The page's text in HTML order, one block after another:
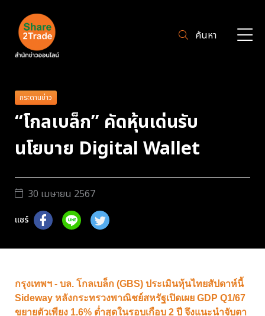
ค้นหา
กระดานข่าว
“โกลเบล็ก” คัดหุ้นเด่นรับ
นโยบาย Digital Wallet
30 เมษายน 2567
แชร์
กรุงเทพฯ - บล. โกลเบล็ก (GBS) ประเมินหุ้นไทยสัปดาห์นี้
Sideway หลังกระทรวงพาณิชย์สหรัฐเปิดเผย GDP Q1/67
ขยายตัวเพียง 1.6% ต่ำสุดในรอบเกือบ 2 ปี จึงแนะนำจับตา